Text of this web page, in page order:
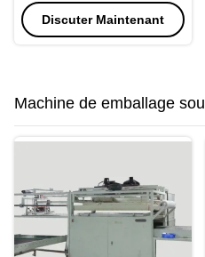
ultrasonique de radiateur
Discuter Maintenant
Machine de emballage
industrielle